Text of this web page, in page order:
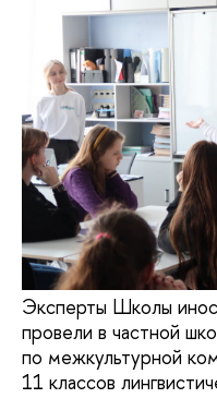
Эксперты Школы
провели в частной
по межкультурной
11 классов